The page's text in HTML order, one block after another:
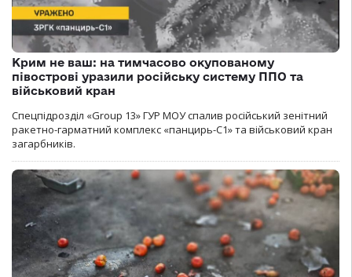
Крим не ваш: на тимчасово окупованому
півострові уразили російську систему ППО та
військовий кран
Спецпідрозділ «Group 13» ГУР МОУ спалив російський зенітний
ракетно-гарматний комплекс «панцирь-С1» та військовий кран
загарбників.